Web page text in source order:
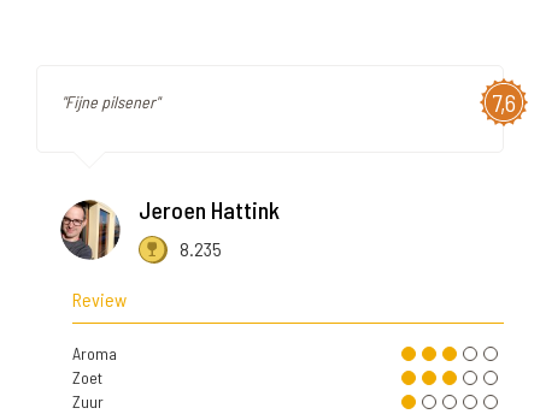
7,6
"Fijne pilsener"
Jeroen Hattink
8.235
Review
Aroma
Zoet
Zuur